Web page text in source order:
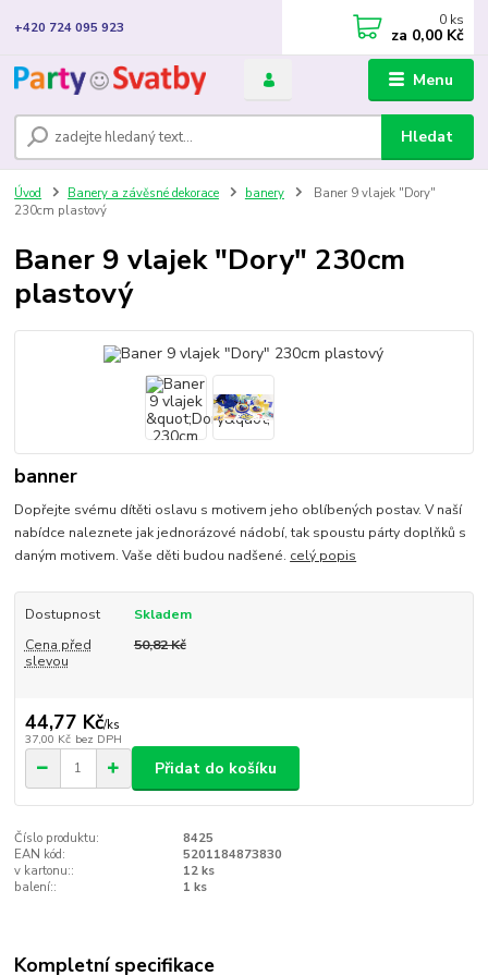
Menu
Hledat
+420 724 095 923 0 ks
za 0,00 Kč
Úvod Banery a závěsné dekorace banery
Baner 9 vlajek "Dory"
230cm plastový
Baner 9 vlajek "Dory" 230cm
plastový
banner
Dopřejte svému dítěti oslavu s motivem jeho oblíbených postav. V naší
nabídce naleznete jak jednorázové nádobí, tak spoustu párty doplňků s
daným motivem. Vaše děti budou nadšené. celý popis
Dostupnost
Skladem
Cena před
slevou
50,82 Kč
44,77 Kč/ks
37,00 Kč bez DPH
Přidat do košíku
Číslo produktu:
8425
EAN kód:
5201184873830
v kartonu::
12 ks
balení::
1 ks
Kompletní specifikace